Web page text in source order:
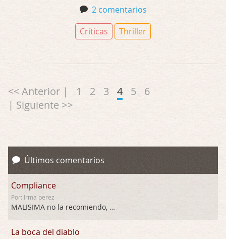
2 comentarios
Críticas
Thriller
<< Anterior | 1 2 3 4 5
6
| Siguiente >>
Últimos comentarios
Compliance
Por: Irma perez
MALISIMA no la recomiendo, …
La boca del diablo